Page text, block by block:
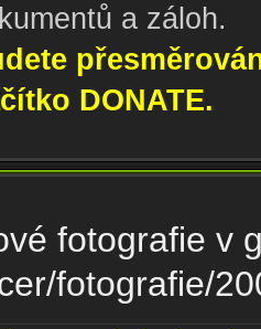
a záloh.
DONATE.
fotografie v
fotografie/